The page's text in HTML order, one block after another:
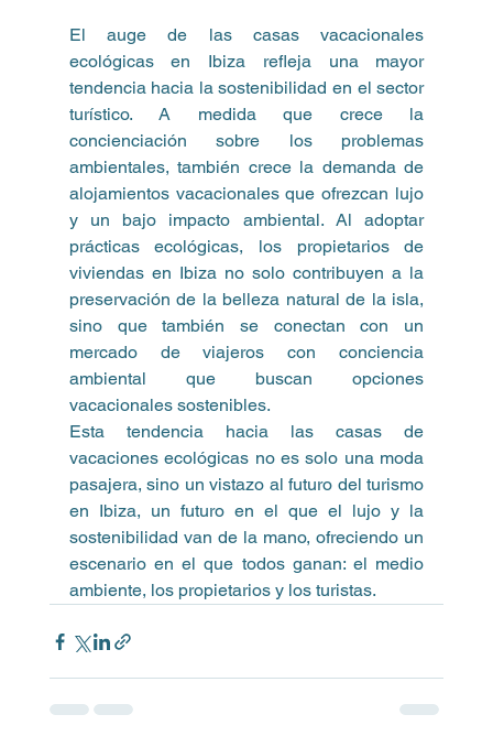
El auge de las casas vacacionales
ecológicas en Ibiza refleja una mayor
tendencia hacia la sostenibilidad en el sector
turístico. A medida que crece la
concienciación sobre los problemas
ambientales, también crece la demanda de
alojamientos vacacionales que ofrezcan lujo
y un bajo impacto ambiental. Al adoptar
prácticas ecológicas, los propietarios de
viviendas en Ibiza no solo contribuyen a la
preservación de la belleza natural de la isla,
sino que también se conectan con un
mercado de viajeros con conciencia
ambiental que buscan opciones
vacacionales sostenibles.
Esta tendencia hacia las casas de
vacaciones ecológicas no es solo una moda
pasajera, sino un vistazo al futuro del turismo
en Ibiza, un futuro en el que el lujo y la
sostenibilidad van de la mano, ofreciendo un
escenario en el que todos ganan: el medio
ambiente, los propietarios y los turistas.